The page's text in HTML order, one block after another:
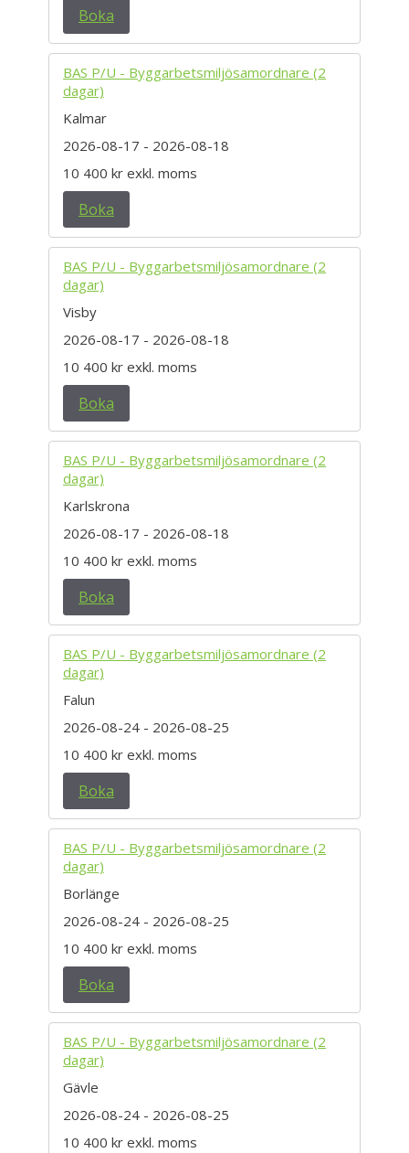
Boka
BAS P/U - Byggarbetsmiljösamordnare (2
dagar)
Kalmar
2026-08-17 - 2026-08-18
10 400 kr exkl. moms
Boka
BAS P/U - Byggarbetsmiljösamordnare (2
dagar)
Visby
2026-08-17 - 2026-08-18
10 400 kr exkl. moms
Boka
BAS P/U - Byggarbetsmiljösamordnare (2
dagar)
Karlskrona
2026-08-17 - 2026-08-18
10 400 kr exkl. moms
Boka
BAS P/U - Byggarbetsmiljösamordnare (2
dagar)
Falun
2026-08-24 - 2026-08-25
10 400 kr exkl. moms
Boka
BAS P/U - Byggarbetsmiljösamordnare (2
dagar)
Borlänge
2026-08-24 - 2026-08-25
10 400 kr exkl. moms
Boka
BAS P/U - Byggarbetsmiljösamordnare (2
dagar)
Gävle
2026-08-24 - 2026-08-25
10 400 kr exkl. moms